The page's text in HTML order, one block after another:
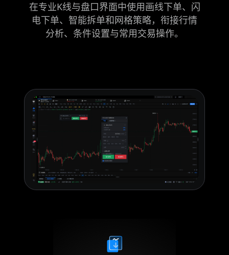
在专业K线与盘口界面中使用画线下单、闪
电下单、智能拆单和网格策略，衔接行情